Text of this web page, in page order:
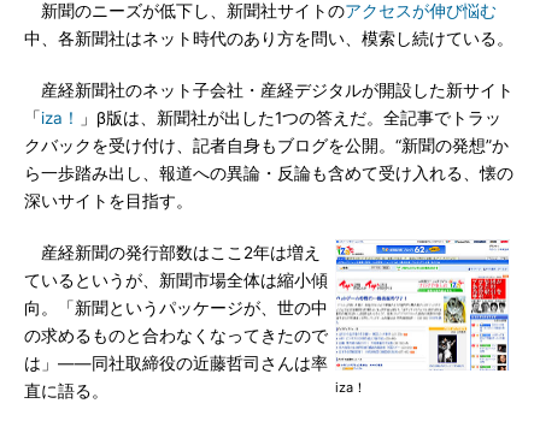
新聞のニーズが低下し、新聞社サイトのアクセスが伸び悩む
中、各新聞社はネット時代のあり方を問い、模索し続けている。
産経新聞社のネット子会社・産経デジタルが開設した新サイト
「iza！
」β版は、新聞社が出した1つの答えだ。全記事でトラッ
クバックを受け付け、記者自身もブログを公開。“新聞の発想”か
ら一歩踏み出し、報道への異論・反論も含めて受け入れる、懐の
深いサイトを目指す。
iza！
産経新聞の発行部数はここ2年は増え
ているというが、新聞市場全体は縮小傾
向。「新聞というパッケージが、世の中
の求めるものと合わなくなってきたので
は」――同社取締役の近藤哲司さんは率
直に語る。